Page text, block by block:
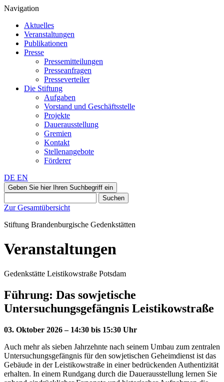
Navigation
Aktuelles
Veranstaltungen
Publikationen
Presse
Pressemitteilungen
Presseanfragen
Presseverteiler
Die Stiftung
Aufgaben
Vorstand und Geschäftsstelle
Projekte
Dauerausstellung
Gremien
Kontakt
Stellenangebote
Förderer
DE EN
Geben Sie hier Ihren Suchbegriff ein
Suchen
Zur Gesamtübersicht
Stiftung Brandenburgische Gedenkstätten
Veranstaltungen
Gedenkstätte Leistikowstraße Potsdam
Führung: Das sowjetische
Untersuchungsgefängnis Leistikowstraße
03. Oktober 2026 – 14:30 bis 15:30 Uhr
Auch mehr als sieben Jahrzehnte nach seinem Umbau zum zentralen
Untersuchungsgefängnis für den sowjetischen Geheimdienst ist das
Gebäude in der Leistikowstraße in einer bedrückenden Authentizität
erhalten. In einem Rundgang durch die Dauerausstellung lernen Sie